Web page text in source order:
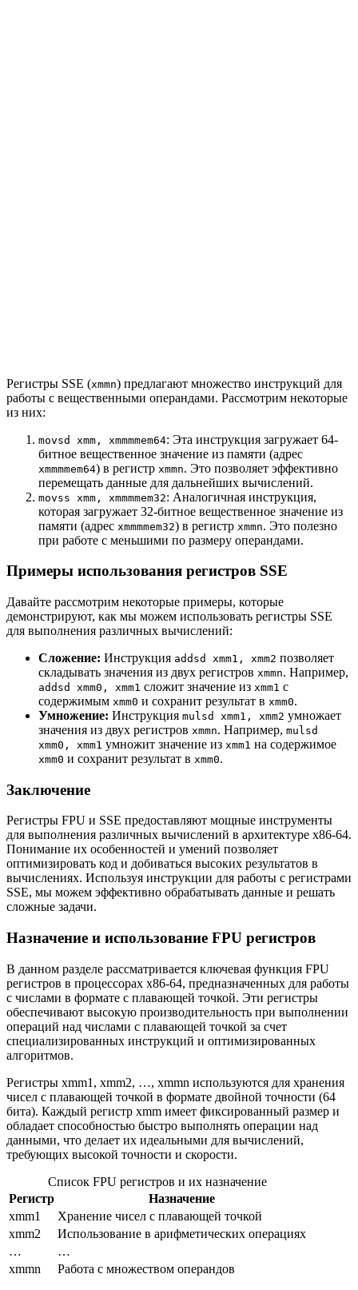
Регистры SSE (xmmn) предлагают множество инструкций для
работы с вещественными операндами. Рассмотрим некоторые
из них:
movsd xmm, xmmmmem64: Эта инструкция загружает 64-
битное вещественное значение из памяти (адрес
xmmmmem64) в регистр xmmn. Это позволяет эффективно
перемещать данные для дальнейших вычислений.
movss xmm, xmmmmem32: Аналогичная инструкция,
которая загружает 32-битное вещественное значение из
памяти (адрес xmmmmem32) в регистр xmmn. Это полезно
при работе с меньшими по размеру операндами.
Примеры использования регистров SSE
Давайте рассмотрим некоторые примеры, которые
демонстрируют, как мы можем использовать регистры SSE
для выполнения различных вычислений:
Сложение: Инструкция addsd xmm1, xmm2 позволяет
складывать значения из двух регистров xmmn. Например,
addsd xmm0, xmm1 сложит значение из xmm1 с
содержимым xmm0 и сохранит результат в xmm0.
Умножение: Инструкция mulsd xmm1, xmm2 умножает
значения из двух регистров xmmn. Например, mulsd
xmm0, xmm1 умножит значение из xmm1 на содержимое
xmm0 и сохранит результат в xmm0.
Заключение
Регистры FPU и SSE предоставляют мощные инструменты
для выполнения различных вычислений в архитектуре x86-64.
Понимание их особенностей и умений позволяет
оптимизировать код и добиваться высоких результатов в
вычислениях. Используя инструкции для работы с регистрами
SSE, мы можем эффективно обрабатывать данные и решать
сложные задачи.
Назначение и использование FPU регистров
В данном разделе рассматривается ключевая функция FPU
регистров в процессорах x86-64, предназначенных для работы
с числами в формате с плавающей точкой. Эти регистры
обеспечивают высокую производительность при выполнении
операций над числами с плавающей точкой за счет
специализированных инструкций и оптимизированных
алгоритмов.
Регистры xmm1, xmm2, …, xmmn используются для хранения
чисел с плавающей точкой в формате двойной точности (64
бита). Каждый регистр xmm имеет фиксированный размер и
обладает способностью быстро выполнять операции над
данными, что делает их идеальными для вычислений,
требующих высокой точности и скорости.
Список FPU регистров и их назначение
Регистр
Назначение
xmm1
Хранение чисел с плавающей точкой
xmm2
Использование в арифметических операциях
…
…
xmmn
Работа с множеством операндов